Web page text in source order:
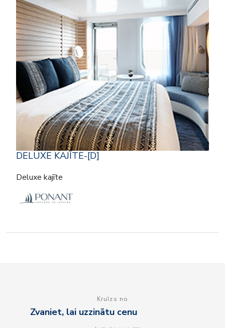
DELUXE KAJĪTE-[D]
Deluxe kajīte
Kruīzs no
Zvaniet, lai uzzinātu cenu